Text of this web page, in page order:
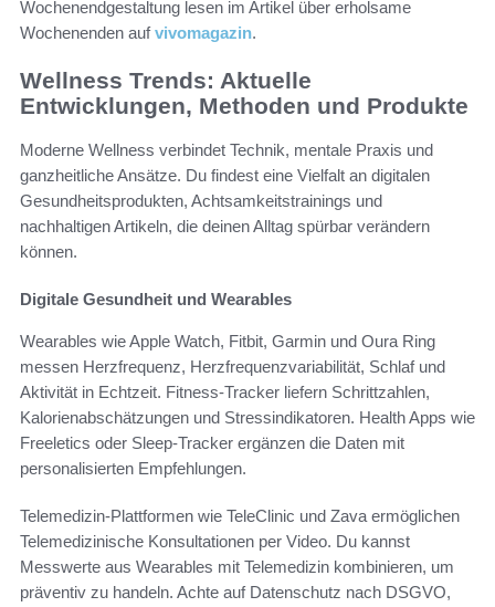
Wochenendgestaltung lesen im Artikel über erholsame
Wochenenden aufvivomagazin.
Wellness Trends: Aktuelle
Entwicklungen, Methoden und Produkte
Moderne Wellness verbindet Technik, mentale Praxis und
ganzheitliche Ansätze. Du findest eine Vielfalt an digitalen
Gesundheitsprodukten, Achtsamkeitstrainings und
nachhaltigen Artikeln, die deinen Alltag spürbar verändern
können.
Digitale Gesundheit und Wearables
Wearables wie Apple Watch, Fitbit, Garmin und Oura Ring
messen Herzfrequenz, Herzfrequenzvariabilität, Schlaf und
Aktivität in Echtzeit. Fitness-Tracker liefern Schrittzahlen,
Kalorienabschätzungen und Stressindikatoren. Health Apps wie
Freeletics oder Sleep-Tracker ergänzen die Daten mit
personalisierten Empfehlungen.
Telemedizin-Plattformen wie TeleClinic und Zava ermöglichen
Telemedizinische Konsultationen per Video. Du kannst
Messwerte aus Wearables mit Telemedizin kombinieren, um
präventiv zu handeln. Achte auf Datenschutz nach DSGVO,